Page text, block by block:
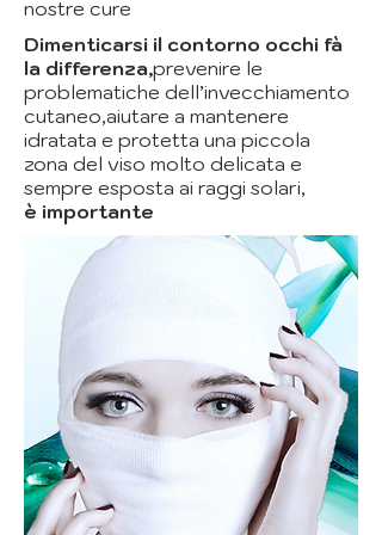
nostre cure
Dimenticarsi il contorno occhi fà
la differenza,prevenire le
problematiche dell’invecchiamento
cutaneo,aiutare a mantenere
idratata e protetta una piccola
zona del viso molto delicata e
sempre esposta ai raggi solari,
è importante